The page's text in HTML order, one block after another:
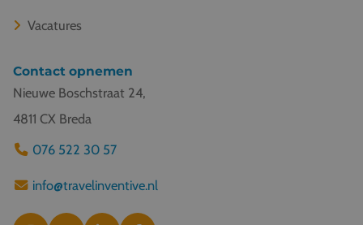
Vacatures
Contact opnemen
Nieuwe Boschstraat 24,
4811 CX Breda
076 522 30 57
info@travelinventive.nl